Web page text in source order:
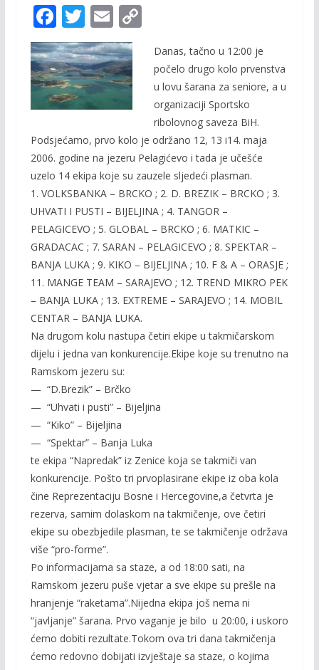
F
ac
e
b
o
o
k
T
w
itt
er
E
m
ai
l
C
p
Li
n
k
Danas, tačno u 12:00 je
počelo drugo kolo prvenstva
u lovu šarana za seniore, a u
organizaciji Sportsko
ribolovnog saveza BiH.
Podsjećamo, prvo kolo je održano 12, 13 i14. maja
2006. godine na jezeru Pelagićevo i tada je učešće
uzelo 14 ekipa koje su zauzele sljedeći plasman.
1. VOLKSBANKA – BRCKO ; 2. D. BREZIK – BRCKO ; 3.
UHVATI I PUSTI – BIJELJINA ; 4. TANGOR –
PELAGICEVO ; 5. GLOBAL – BRCKO ; 6. MATKIC –
GRADACAC ; 7. SARAN – PELAGICEVO ; 8. SPEKTAR –
BANJA LUKA ; 9. KIKO – BIJELJINA ; 10. F & A – ORASJE ;
11. MANGE TEAM – SARAJEVO ; 12. TREND MIKRO PEK
– BANJA LUKA ; 13. EXTREME – SARAJEVO ; 14. MOBIL
CENTAR – BANJA LUKA.
Na drugom kolu nastupa četiri ekipe u takmičarskom
dijelu i jedna van konkurencije.Ekipe koje su trenutno na
Ramskom jezeru su:
— “D.Brezik” – Brčko
— “Uhvati i pusti” – Bijeljina
— “Kiko” – Bijeljina
— “Spektar” – Banja Luka
te ekipa “Napredak” iz Zenice koja se takmiči van
konkurencije. Pošto tri prvoplasirane ekipe iz oba kola
čine Reprezentaciju Bosne i Hercegovine,a četvrta je
rezerva, samim dolaskom na takmičenje, ove četiri
ekipe su obezbjedile plasman, te se takmičenje održava
više “pro-forme”.
Po informacijama sa staze, a od 18:00 sati, na
Ramskom jezeru puše vjetar a sve ekipe su prešle na
hranjenje “raketama”.Nijedna ekipa još nema ni
“javljanje” šarana. Prvo vaganje je bilo u 20:00, i uskoro
ćemo dobiti rezultate.Tokom ova tri dana takmičenja
ćemo redovno dobijati izvještaje sa staze, o kojima